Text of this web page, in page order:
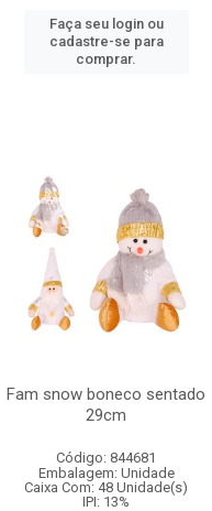
Faça seu login ou
cadastre-se para
comprar.
Fam snow boneco sentado
29cm
Código: 844681
Embalagem: Unidade
Caixa Com: 48 Unidade(s)
IPI: 13%